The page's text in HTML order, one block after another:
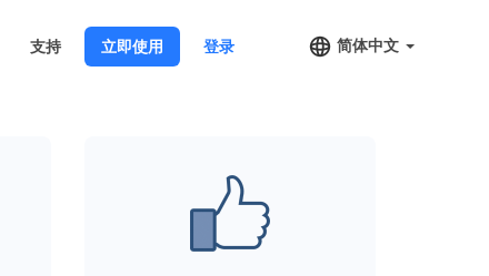
支持 立即使用 登录 简体中文